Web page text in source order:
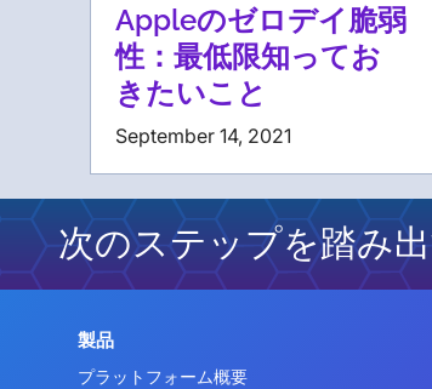
Appleのゼロデイ脆弱
性：最低限知ってお
きたいこと
September 14, 2021
次のステップを踏み
製品
プラットフォーム概要